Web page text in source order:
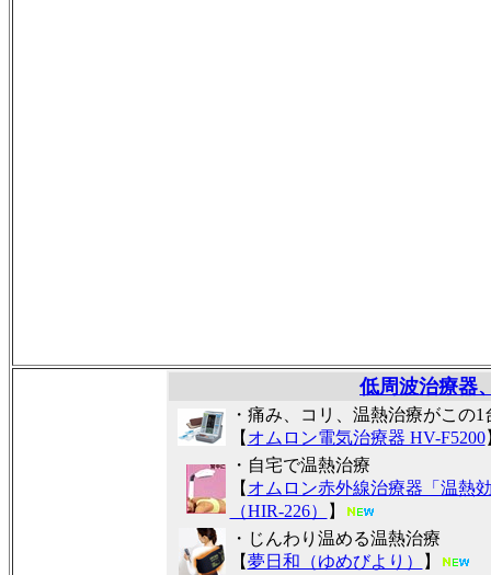
低周波治療器
・痛み、コリ、温熱治療がこの1
【 オムロン電気治療器 HV-F5200
・自宅で温熱治療
【 オムロン赤外線治療器「温熱
（HIR-226）
】
・じんわり温める温熱治療
【夢日和（ゆめびより） 】